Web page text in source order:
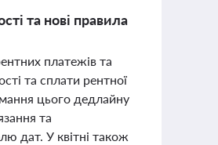
та нові правила
платежів та
та сплати рентної
цього дедлайну
та
дат. У квітні також